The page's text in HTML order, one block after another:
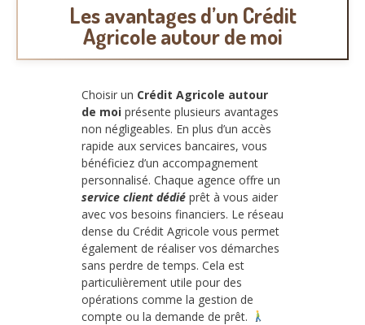
Les avantages d’un Crédit
Agricole autour de moi
Choisir un Crédit Agricole autour
de moi présente plusieurs avantages
non négligeables. En plus d’un accès
rapide aux services bancaires, vous
bénéficiez d’un accompagnement
personnalisé. Chaque agence offre un
service client dédié prêt à vous aider
avec vos besoins financiers. Le réseau
dense du Crédit Agricole vous permet
également de réaliser vos démarches
sans perdre de temps. Cela est
particulièrement utile pour des
opérations comme la gestion de
compte ou la demande de prêt.